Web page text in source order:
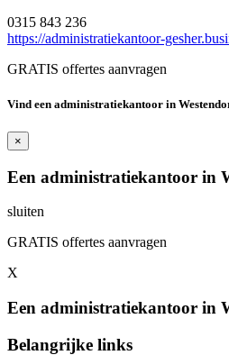
0315 843 236
https://administratiekantoor-
GRATIS offertes aanvragen
Vind een administratiekantoor in
×
Een administratiekantoor in
sluiten
GRATIS offertes aanvragen
X
Een administratiekantoor in
Belangrijke links